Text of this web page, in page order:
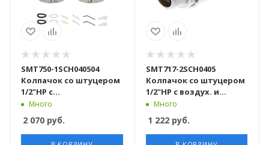
SMT750-1SCH040504
Колпачок со штуцером
1/2"НР с
воздухоотводчиком и
122 держателем,
хромированный 20пар/
кор
Много
2 070 руб.
SMT717-2SCH0405
Колпачок со штуцером
1/2"НР с воздух. и
заглушкой 40пар/кор
Много
1 222руб.